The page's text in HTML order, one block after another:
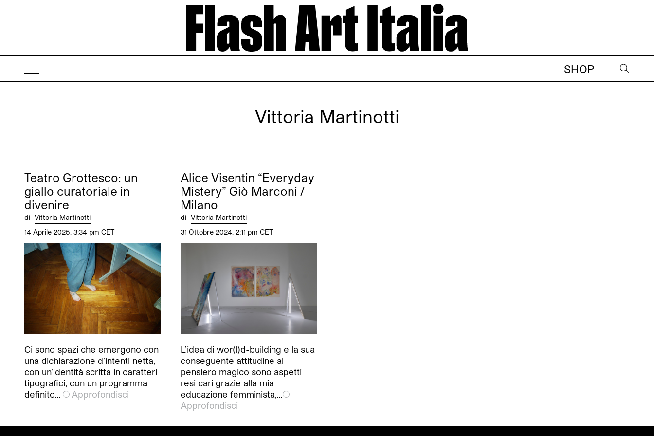
SHOP
Vittoria Martinotti
Teatro Grottesco: un
giallo curatoriale in
divenire
di Vittoria Martinotti
14 Aprile 2025, 3:34 pm CET
Ci sono spazi che emergono con
una dichiarazione d’intenti netta,
con un’identità scritta in caratteri
tipografici, con un programma
definito…
Approfondisci
Alice Visentin “Everyday
Mistery” Giò Marconi /
Milano
di Vittoria Martinotti
31 Ottobre 2024, 2:11 pm CET
L’idea di wor(l)d-building e la sua
conseguente attitudine al
pensiero magico sono aspetti
resi cari grazie alla mia
educazione femminista,…
Approfondisci